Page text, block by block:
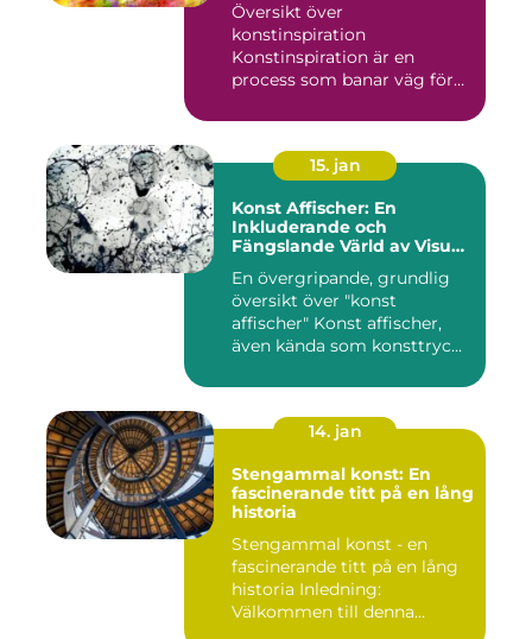
Översikt över
konstinspiration
Konstinspiration är en
process som banar väg för
15. jan
Konst Affischer: En
Inkluderande och
Fängslande Värld av Visuell
En övergripande, grundlig
översikt över "konst
affischer" Konst affischer,
även kända som konsttryc...
14. jan
Stengammal konst: En
fascinerande titt på en lång
historia
Stengammal konst - en
fascinerande titt på en lång
historia Inledning:
Välkommen till denna